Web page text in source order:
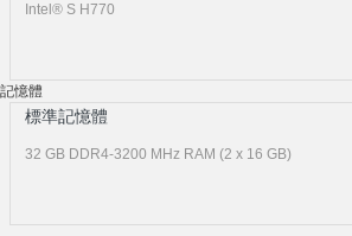
Intel® S H770
記憶體
標準記憶體
32 GB DDR4-3200 MHz RAM (2 x 16 GB)